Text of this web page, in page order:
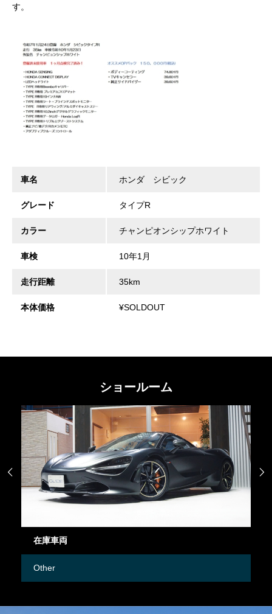
す。
車名 ホンダ シビック
グレード タイプR
カラー チャンピオンシップホワイト
車検 10年1月
走行距離 35km
本体価格 ¥SOLDOUT
ショールーム
在庫車両
Other
 